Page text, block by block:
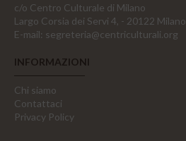
c/o Centro Culturale di Milano
Largo Corsia dei Servi 4, - 20122 Milano
E-mail: segreteria@centriculturali.org
INFORMAZIONI
Chi siamo
Contattaci
Privacy Policy